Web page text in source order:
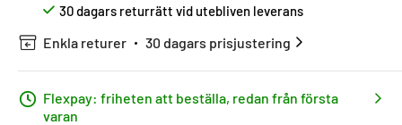
30 dagars returrätt vid utebliven leverans
Enkla returer 30 dagars prisjustering
Flexpay: friheten att beställa, redan från första
varan